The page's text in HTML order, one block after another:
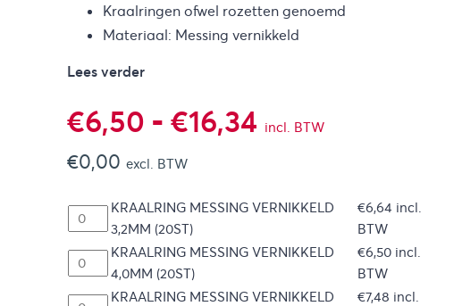
Kraalringen ofwel rozetten genoemd
Materiaal: Messing vernikkeld
Lees verder
€6,50 - €16,34 Prijsklasse:
tot
€16,34
incl. BTW
€0,00 excl. BTW
KRAALRING MESSING VERNIKKELD
3,2MM (20ST)
€6,64 incl.
BTW
KRAALRING MESSING VERNIKKELD
4,0MM (20ST)
€6,50 incl.
BTW
KRAALRING MESSING VERNIKKELD
€7,48 incl.